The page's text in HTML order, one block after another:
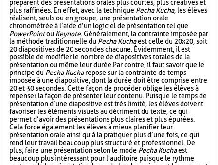
préparent des présentations orales plus courtes, plus créatives et
plus raffinées. En effet, avec la technique Pecha Kucha, les élèves
réalisent, seuls ou en groupe, une présentation orale
chronométrée à l’aide d’un logiciel de présentation tel que
PowerPointou Keynote. Généralement, la contrainte imposée par
la méthode traditionnelle du Pecha Kuchaest celle du 20x20, soit
20 diapositives de 20 secondes chacune. Évidemment, il est
possible de modifier le nombre de diapositives totales de la
présentation ou même leur durée. Par contre, il faut savoir que le
principe du Pecha Kucharepose sur la contrainte de temps
imposée à une diapositive, dont la durée doit être comprise entre
20 et 30 secondes. Cette façon de procéder oblige les élèves à
repenser la façon de présenter leur contenu. Puisque le temps de
présentation d’une diapositive est très limité, les élèves doivent
favoriser les éléments visuels au détriment du texte, ce qui
permet d’avoir des présentations plus claires et plus épurées.
Cela force également les élèves à mieux planifier leur
présentation orale ainsi qu’à la pratiquer plus d’une fois, ce qui
rend leur travail beaucoup plus structuré et professionnel. De
plus, faire une présentation selon le mode Pecha Kuchaest
beaucoup plus intéressant pour l’auditoire puisque le rythme